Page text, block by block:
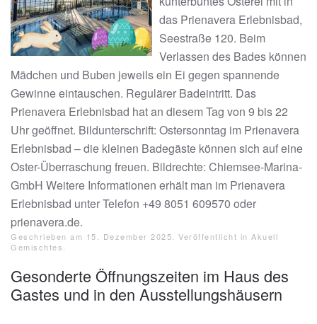
das Prienavera Erlebnisbad,
Seestraße 120. Beim
Verlassen des Bades können
Mädchen und Buben jeweils ein Ei gegen spannende
Gewinne eintauschen. Regulärer Badeintritt. Das
Prienavera Erlebnisbad hat an diesem Tag von 9 bis 22
Uhr geöffnet. Bildunterschrift: Ostersonntag im Prienavera
Erlebnisbad – die kleinen Badegäste können sich auf eine
Oster-Überraschung freuen. Bildrechte: Chiemsee-Marina-
GmbH Weitere Informationen erhält man im Prienavera
Erlebnisbad unter Telefon +49 8051 609570 oder
prienavera.de.
Geschrieben am 15. Dezember 2025 . Veröffentlicht in Akuell
Gemischtes
Gesonderte Öffnungszeiten im Haus des
Gastes und in den Ausstellungshäusern